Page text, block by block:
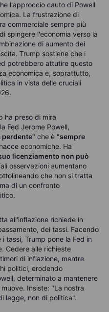
l'approccio cauto di Powell
La frustrazione di
commerciale sempre più
spingere l'economia verso la
di aumento dei
Trump sostiene che i
potrebbero attutire questo
economica e, soprattutto,
in vista delle cruciali
ha preso di mira
Fed Jerome Powell,
che è "sempre
economiche. Ha
licenziamento non può
osservazioni aumentano
che non si tratta
di un confronto
all'inflazione richiede in
dei tassi. Facendo
tassi, Trump pone la Fed in
Cedere alle richieste
di inflazione, mentre
politici, erodendo
determinato a mantenere
Insiste: "La nostra
legge, non di politica".